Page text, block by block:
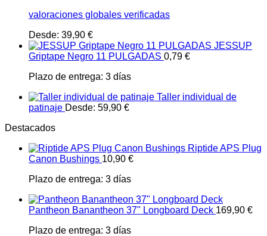
valoraciones globales verificadas
Desde: 39,90 €
JESSUP
Griptape Negro 11 PULGADAS 0,79 €
Plazo de entrega: 3 días
Taller individual de
patinaje Desde: 59,90 €
Destacados
Riptide APS Plug
Canon Bushings 10,90 €
Plazo de entrega: 3 días
Pantheon Banantheon 37" Longboard Deck 169,90 €
Plazo de entrega: 3 días